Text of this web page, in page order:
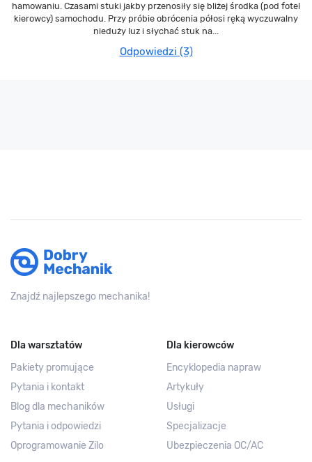
hamowaniu. Czasami stuki jakby przenosiły się bliżej środka (pod fotel
kierowcy) samochodu. Przy próbie obrócenia półosi ręką wyczuwalny
nieduży luz i słychać stuk na...
Odpowiedzi (3)
Znajdź najlepszego mechanika!
Dla warsztatów
Pakiety promujące
Pytania i kontakt
Blog dla mechaników
Pytania i odpowiedzi
Oprogramowanie Zilo
Dla kierowców
Encyklopedia napraw
Artykuły
Usługi
Specjalizacje
Ubezpieczenia OC/AC